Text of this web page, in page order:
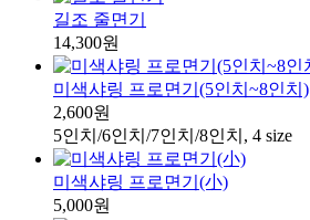
길조 줄면기
14,300원
미색샤링 프로면기(5인치~8인치)
2,600원
5인치/6인치/7인치/8인치, 4 size
미색샤링 프로면기(小)
5,000원